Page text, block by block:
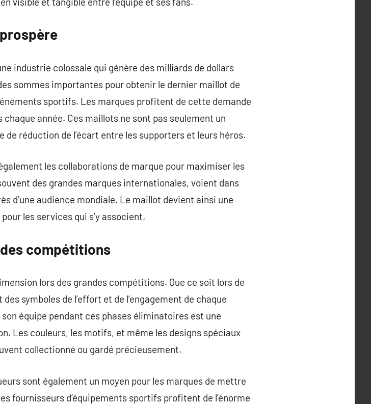
industrie colossale qui génère des milliards de dollars
sommes importantes pour obtenir le dernier maillot de
sportifs. Les marques profitent de cette demande
année. Ces maillots ne sont pas seulement un
réduction de l’écart entre les supporters et leurs héros.
les collaborations de marque pour maximiser les
des grandes marques internationales, voient dans
d’une audience mondiale. Le maillot devient ainsi une
les services qui s’y associent.
compétitions
lors des grandes compétitions. Que ce soit lors de
symboles de l’effort et de l’engagement de chaque
équipe pendant ces phases éliminatoires est une
Les couleurs, les motifs, et même les designs spéciaux
collectionné ou gardé précieusement.
sont également un moyen pour les marques de mettre
fournisseurs d’équipements sportifs profitent de l’énorme